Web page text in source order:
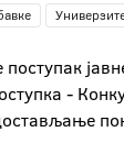
поступак
-